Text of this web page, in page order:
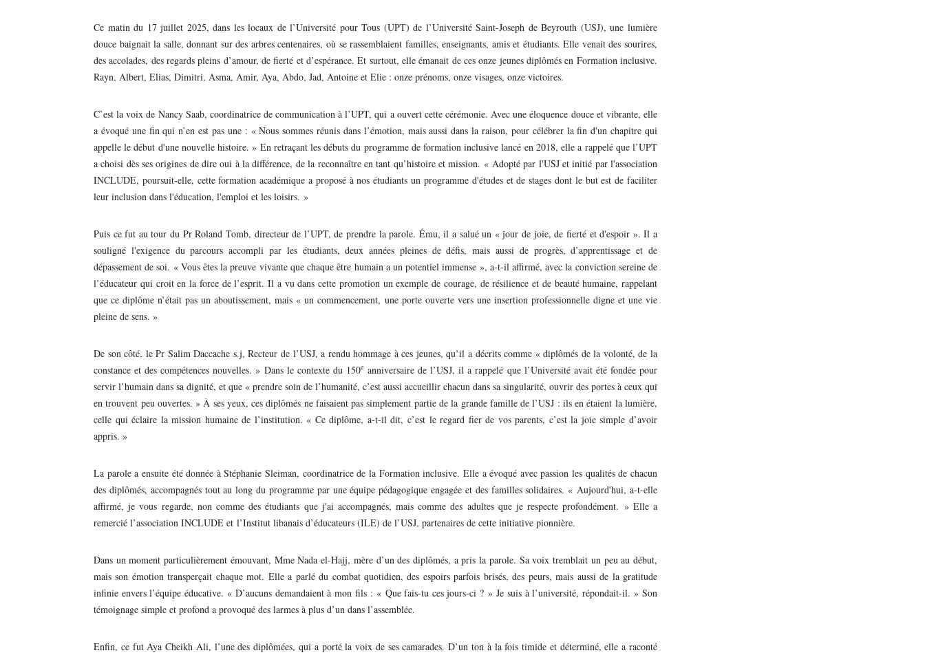
Ce matin du 17 juillet 2025, dans les locaux de l’Université pour Tous (UPT) de l’Université Saint-Joseph de Beyrouth (USJ), une lumière
douce baignait la salle, donnant sur des arbres centenaires, où se rassemblaient familles, enseignants, amis et étudiants. Elle venait des sourires,
des accolades, des regards pleins d’amour, de fierté et d’espérance. Et surtout, elle émanait de ces onze jeunes diplômés en Formation inclusive.
Rayn, Albert, Elias, Dimitri, Asma, Amir, Aya, Abdo, Jad, Antoine et Elie : onze prénoms, onze visages, onze victoires.
C’est la voix de Nancy Saab, coordinatrice de communication à l’UPT, qui a ouvert cette cérémonie. Avec une éloquence douce et vibrante, elle
a évoqué une fin qui n’en est pas une : « Nous sommes réunis dans l’émotion, mais aussi dans la raison, pour célébrer la fin d'un chapitre qui
appelle le début d'une nouvelle histoire. » En retraçant les débuts du programme de formation inclusive lancé en 2018, elle a rappelé que l’UPT
a choisi dès ses origines de dire oui à la différence, de la reconnaître en tant qu’histoire et mission. « Adopté par l'USJ et initié par l'association
INCLUDE, poursuit-elle, cette formation académique a proposé à nos étudiants un programme d'études et de stages dont le but est de faciliter
leur inclusion dans l'éducation, l'emploi et les loisirs. »
Puis ce fut au tour du Pr Roland Tomb, directeur de l’UPT, de prendre la parole. Ému, il a salué un « jour de joie, de fierté et d'espoir ». Il a
souligné l'exigence du parcours accompli par les étudiants, deux années pleines de défis, mais aussi de progrès, d’apprentissage et de
dépassement de soi. « Vous êtes la preuve vivante que chaque être humain a un potentiel immense », a-t-il affirmé, avec la conviction sereine de
l’éducateur qui croit en la force de l’esprit. Il a vu dans cette promotion un exemple de courage, de résilience et de beauté humaine, rappelant
que ce diplôme n’était pas un aboutissement, mais « un commencement, une porte ouverte vers une insertion professionnelle digne et une vie
pleine de sens. »
De son côté, le Pr Salim Daccache s.j, Recteur de l’USJ, a rendu hommage à ces jeunes, qu’il a décrits comme « diplômés de la volonté, de la
constance et des compétences nouvelles. » Dans le contexte du 150eanniversaire de l’USJ, il a rappelé que l’Université avait été fondée pour
servir l’humain dans sa dignité, et que « prendre soin de l’humanité, c’est aussi accueillir chacun dans sa singularité, ouvrir des portes à ceux qui
en trouvent peu ouvertes. » À ses yeux, ces diplômés ne faisaient pas simplement partie de la grande famille de l’USJ : ils en étaient la lumière,
celle qui éclaire la mission humaine de l’institution. « Ce diplôme, a-t-il dit, c’est le regard fier de vos parents, c’est la joie simple d’avoir
appris. »
La parole a ensuite été donnée à Stéphanie Sleiman, coordinatrice de la Formation inclusive. Elle a évoqué avec passion les qualités de chacun
des diplômés, accompagnés tout au long du programme par une équipe pédagogique engagée et des familles solidaires. « Aujourd'hui, a-t-elle
affirmé, je vous regarde, non comme des étudiants que j'ai accompagnés, mais comme des adultes que je respecte profondément. » Elle a
remercié l’association INCLUDE et l’Institut libanais d’éducateurs (ILE) de l’USJ, partenaires de cette initiative pionnière.
Dans un moment particulièrement émouvant, Mme Nada el-Hajj, mère d’un des diplômés, a pris la parole. Sa voix tremblait un peu au début,
mais son émotion transperçait chaque mot. Elle a parlé du combat quotidien, des espoirs parfois brisés, des peurs, mais aussi de la gratitude
infinie envers l’équipe éducative. « D’aucuns demandaient à mon fils : « Que fais-tu ces jours-ci ? » Je suis à l’université, répondait-il. » Son
témoignage simple et profond a provoqué des larmes à plus d’un dans l’assemblée.
Enfin, ce fut Aya Cheikh Ali, l’une des diplômées, qui a porté la voix de ses camarades. D’un ton à la fois timide et déterminé, elle a raconté